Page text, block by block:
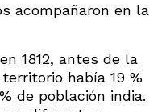
acompañaron en la
1812, antes de la
había 19 %
de población india.